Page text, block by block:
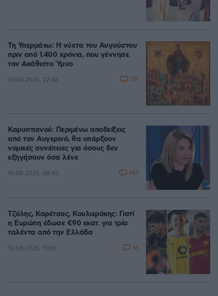
Τη Υπερμάχω: Η νύχτα του Αυγούστου
πριν από 1.400 χρόνια, που γέννησε
τον Ακάθιστο Ύμνο
09.08.2026, 22:48 131
Καρυστιανού: Περιμένω αποδείξεις
από τον Αυγερινό, θα υπάρξουν
νομικές συνέπειες για όσους δεν
εξηγήσουν όσα λένε
10.08.2026, 08:45 143
Τζόλης, Καρέτσας, Κουλιεράκης: Γιατί
η Ευρώπη έδωσε €90 εκατ. για τρία
ταλέντα από την Ελλάδα
10.08.2026, 11:00 16